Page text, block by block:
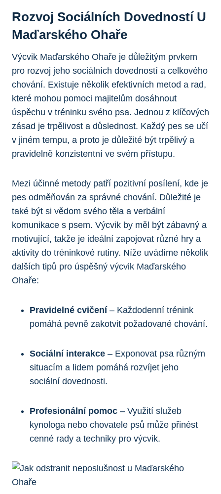
Rozvoj Sociálních Dovedností U
Maďarského Ohaře
Výcvik Maďarského Ohaře je důležitým prvkem
pro rozvoj jeho sociálních dovedností a celkového
chování. Existuje několik efektivních metod a rad,
které mohou pomoci majitelům dosáhnout
úspěchu v tréninku svého psa. Jednou z klíčových
zásad je trpělivost a důslednost. Každý pes se učí
v jiném tempu, a proto je důležité být trpělivý a
pravidelně konzistentní ve svém přístupu.
Mezi účinné metody patří pozitivní posílení, kde je
pes odměňován za správné chování. Důležité je
také být si vědom svého těla a verbální
komunikace s psem. Výcvik by měl být zábavný a
motivující, takže je ideální zapojovat různé hry a
aktivity do tréninkové rutiny. Níže uvádíme několik
dalších tipů pro úspěšný výcvik Maďarského
Ohaře:
Pravidelné cvičení– Každodenní trénink
pomáhá pevně zakotvit požadované chování.
Sociální interakce – Exponovat psa různým
situacím a lidem pomáhá rozvíjet jeho
sociální dovednosti.
Profesionální pomoc – Využití služeb
kynologa nebo chovatele psů může přinést
cenné rady a techniky pro výcvik.